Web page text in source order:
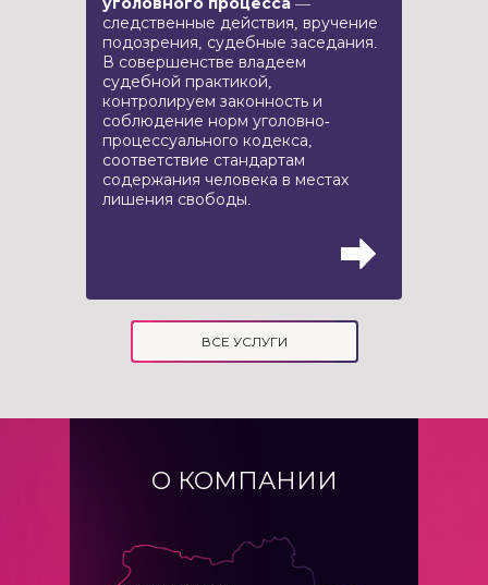
уголовного процесса —
следственные действия, вручение
подозрения, судебные заседания.
В совершенстве владеем
судебной практикой,
контролируем законность и
соблюдение норм уголовно-
процессуального кодекса,
соответствие стандартам
содержания человека в местах
лишения свободы.
ВСЕ УСЛУГИ
О КОМПАНИИ